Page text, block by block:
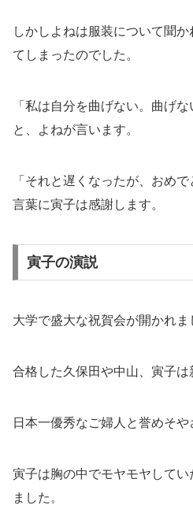
しかしよねは服装について聞
てしまったのでした。
「私は自分を曲げない。曲げ
と、よねが言います。
「それと遅くなったが、おめ
言葉に寅子は感謝します。
寅子の演説
大学で盛大な祝賀会が開かれま
合格した久保田や中山、寅子は
日本一優秀なご婦人と誉めそや
寅子は胸の中でモヤモヤして
ました。